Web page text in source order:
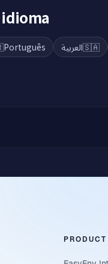
Português 🇸🇦العربية
PRODUCT